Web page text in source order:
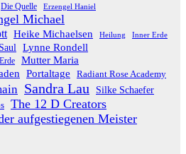
Die Quelle Erzengel Haniel
Michael
Heike Michaelsen Heilung Inner Erde
Lynne Rondell
Mutter Maria
Portaltage Radiant Rose Academy
Sandra Lau Silke Schaefer
The 12 D Creators
aufgestiegenen Meister